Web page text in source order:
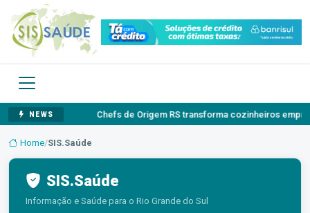
NEWS
brasileira Chefs de Origem RS transforma cozinheiros
Home/SIS.Saúde
SIS.Saúde
Informação e Saúde para o Rio Grande do Sul